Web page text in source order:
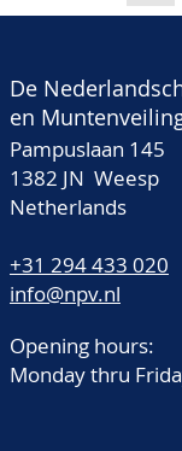
De
en
Pampuslaan 145
1382 JN Weesp
Netherlands
+31 294 433 020
info@npv.nl
Opening hours:
Monday thru